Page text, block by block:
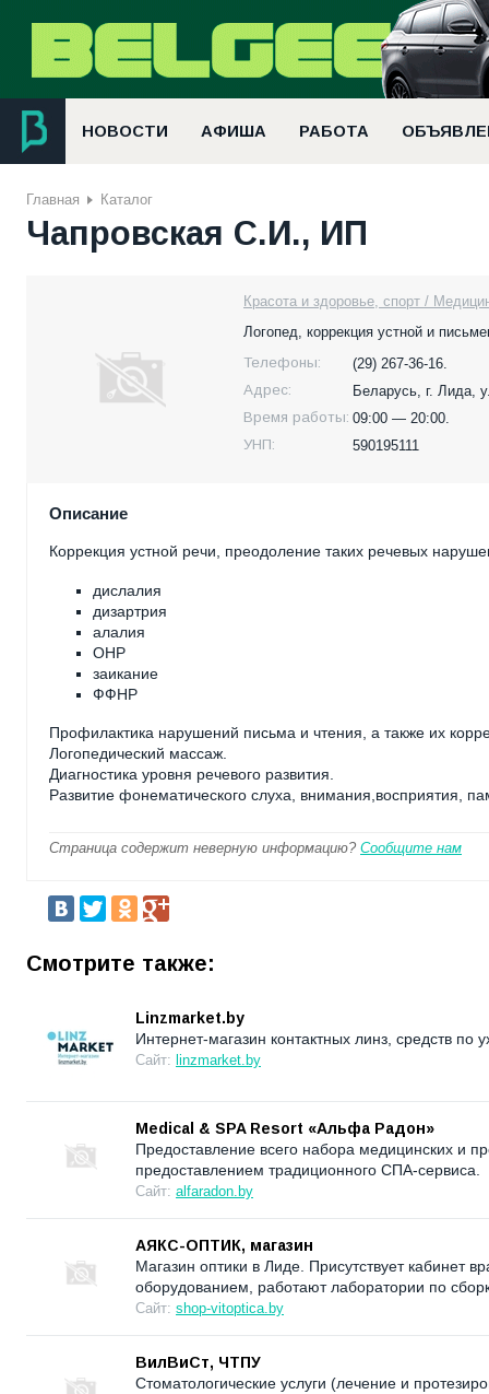
НОВОСТИ АФИША РАБОТА
Главная Каталог
Чапровская С.И., ИП
Красота и здоровье, спорт /
Логопед, коррекция устной и
Телефоны:
(29) 267-36-16.
Адрес:
Беларусь, г. Лида,
Время работы: 09:00 — 20:00.
УНП:
590195111
Описание
Коррекция устной речи, преодоление таких речевых
дислалия
дизартрия
алалия
ОНР
заикание
ФФНР
Профилактика нарушений письма и чтения, а также их
Логопедический массаж.
Диагностика уровня речевого развития.
Развитие фонематического слуха, внимания,восприятия,
Страница содержит неверную информацию? Сообщите нам
Смотрите также:
Linzmarket.by
Интернет-магазин контактных линз, средств по
Сайт: linzmarket.by
Medical & SPA Resort «Альфа Радон»
Предоставление всего набора медицинских и
предоставлением традиционного СПА-сервиса.
Сайт: alfaradon.by
АЯКС-ОПТИК, магазин
Магазин оптики в Лиде. Присутствует кабинет
оборудованием, работают лаборатории по
Сайт: shop-vitoptica.by
ВилВиСт, ЧТПУ
Стоматологические услуги (лечение и